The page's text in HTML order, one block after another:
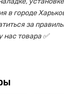
в городе
за
нас товара ✅